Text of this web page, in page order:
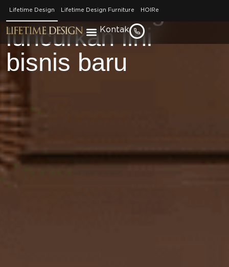
Lifetime Design Lifetime Design Furniture HOIRe
Kontak
Lifetime Design
luncurkan lini
bisnis baru